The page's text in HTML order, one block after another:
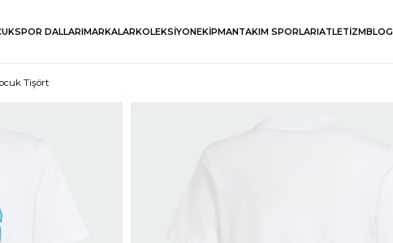
SPOR DALLARIMARKALARKOLEKSİYONEKİPMANTAKIM SPORLARIATLETİZMBLOG
Tişört